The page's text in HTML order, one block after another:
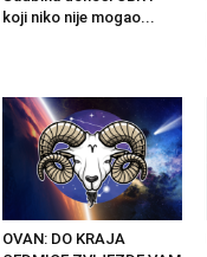
koji niko nije mogao...
OVAN: DO KRAJA